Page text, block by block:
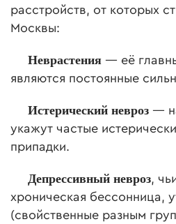
расстройств, от которых
Москвы:
Неврастения — её
являются постоянные
Истерический невроз —
укажут частые
припадки.
Депрессивный невроз,
хроническая бессонница,
(свойственные разным